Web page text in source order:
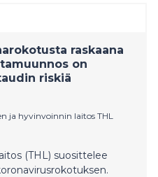
raskaana
on
riskiä
ja hyvinvoinnin laitos THL
(THL) suosittelee